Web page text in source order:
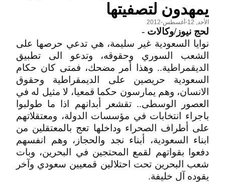
يمهدون لتصفيتها
الأحد, 12-أغسطس-2012
لحج نيوز/وكالات -
نوايا السعودية غير سليمة، هي تدعي حرصها على
الشعب السوري وحقوقه، وتدعو الى تطبيق
الديقمراطية.. وهذا أمر مضحك، فمتى كان حكام
السعودية حريصين على الديمقراطية وحقوق
الانسان، وهم يمارسون حكما قمعيا، لا مثيل له في
العصور الوسطى.. تقشعر أبدانهم اذا ما طولبوا
باجراء انتخابات في مؤسسات الدولة، ومعتقلاتهم
على أطراف الصحراء وداخلها تعج بالمعتقلين من
ابناء السعودية، أبناء نجد والحجاز، وهم انفسهم
دفعوا بقواتهم لقمع المحتجين في البحرين، وبات
شعب البحرين تحت احتلالين قمعيين سعودي وآخر
يقوده آل خليفة.